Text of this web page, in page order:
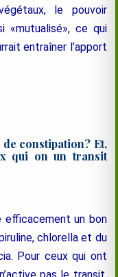
le pouvoir
«mutualisé», ce qui
entraîner l’apport
constipation? Et,
qui on un transit
un bon
chlorella et du
Pour ceux qui ont
n’active pas le transit.